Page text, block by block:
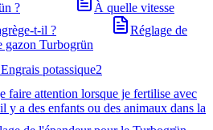
?
À quelle vitesse
t-il ?
Réglage de
gazon Turbogrün
potassique2
faire attention lorsque je fertilise avec
y a des enfants ou des animaux dans la